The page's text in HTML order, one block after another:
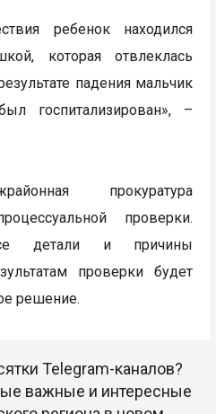
ребенок находился
которая отвлеклась
падения мальчик
госпитализирован», –
прокуратура
проверки.
детали и причины
проверки будет
решение.
Telegram-каналов?
важные и интересные